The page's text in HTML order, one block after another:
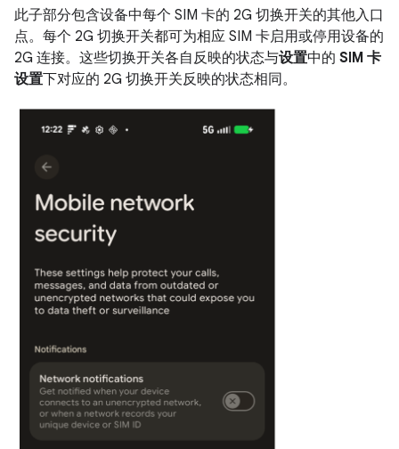
此子部分包含设备中每个 SIM 卡的 2G 切换开关的其他入口
点。每个 2G 切换开关都可为相应 SIM 卡启用或停用设备的
2G 连接。这些切换开关各自反映的状态与设置中的 SIM 卡
设置下对应的 2G 切换开关反映的状态相同。